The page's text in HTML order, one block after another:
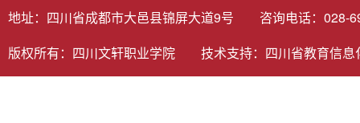
地址：四川省成都市大邑县锦屏大道9号 咨询电话：
版权所有：四川文轩职业学院 技术支持： 四川省教育信